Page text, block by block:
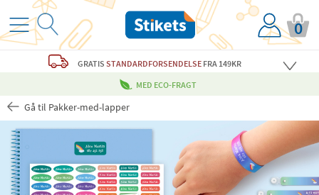
0
GRATISSTANDARDFORSENDELSE FRA 149KR
MED ECO-FRAGT
Gå til Pakker-med-lapper